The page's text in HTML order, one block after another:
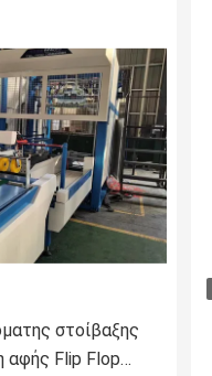
στοίβαξης
αφής Flip Flop